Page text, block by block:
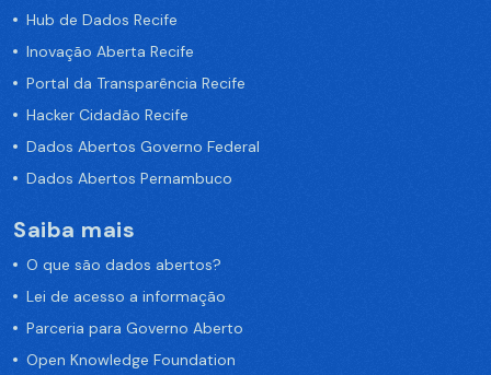
Hub de Dados Recife
Inovação Aberta Recife
Portal da Transparência Recife
Hacker Cidadão Recife
Dados Abertos Governo Federal
Dados Abertos Pernambuco
Saiba mais
O que são dados abertos?
Lei de acesso a informação
Parceria para Governo Aberto
Open Knowledge Foundation